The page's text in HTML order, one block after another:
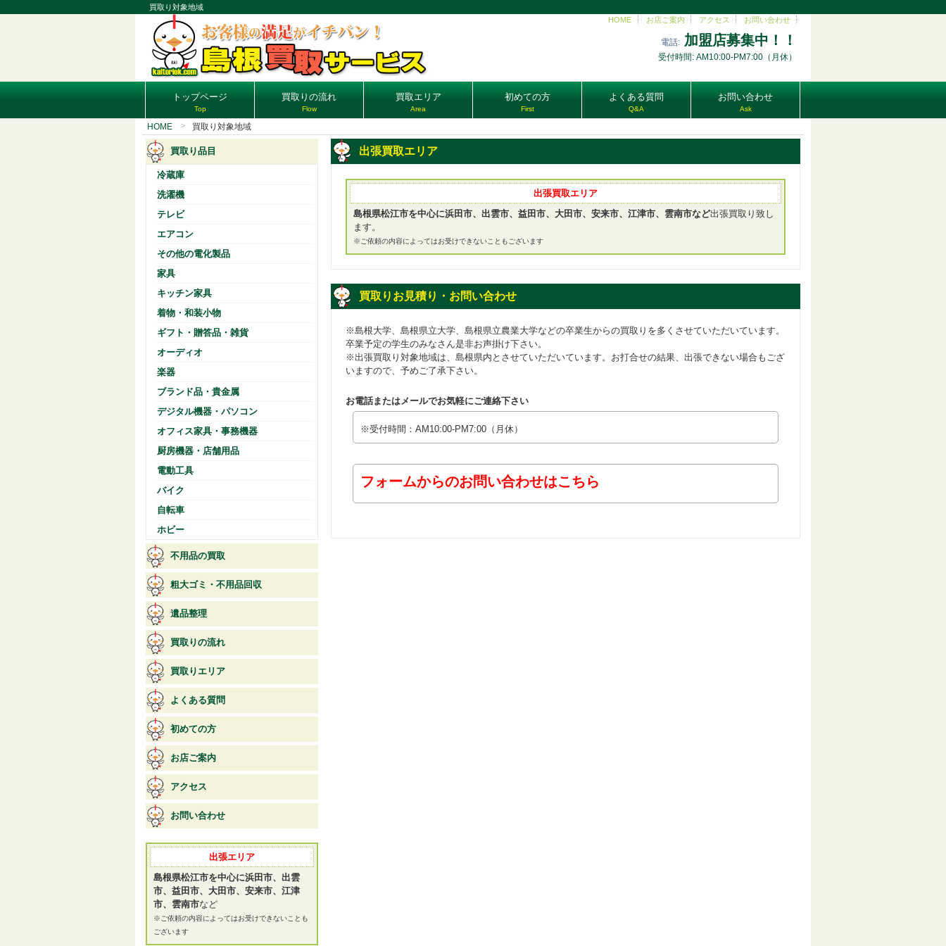
買取り対象地域
HOME
お店ご案内 アクセス お問い合わせ
電話: 加盟店募集中！！
受付時間: AM10:00-PM7:00（月休）
トップページ
Top
買取りの流れ
Flow
買取エリア
Area
初めての方
First
よくある質問
Q&A
お問い合わせ
Ask
HOME 買取り対象地域
出張買取エリア
出張買取エリア
島根県松江市を中心に浜田市、出雲市、益田市、大田市、安来市、江津市、雲南市など出張買取り致し
ます。
※ご依頼の内容によってはお受けできないこともございます
買取りお見積り・お問い合わせ
※島根大学、島根県立大学、島根県立農業大学などの卒業生からの買取りを多くさせていただいています。
卒業予定の学生のみなさん是非お声掛け下さい。
※出張買取り対象地域は、島根県内とさせていただいています。お打合せの結果、出張できない場合もござ
いますので、予めご了承下さい。
お電話またはメールでお気軽にご連絡下さい
※受付時間：AM10:00-PM7:00（月休）
フォームからのお問い合わせはこちら
買取り品目
冷蔵庫
洗濯機
テレビ
エアコン
その他の電化製品
家具
キッチン家具
着物・和装小物
ギフト・贈答品・雑貨
オーディオ
楽器
ブランド品・貴金属
デジタル機器・パソコン
オフィス家具・事務機器
厨房機器・店舗用品
電動工具
バイク
自転車
ホビー
不用品の買取
粗大ゴミ・不用品回収
遺品整理
買取りの流れ
買取りエリア
よくある質問
初めての方
お店ご案内
アクセス
お問い合わせ
出張エリア
島根県松江市を中心に浜田市、出雲
市、益田市、大田市、安来市、江津
市、雲南市など
※ご依頼の内容によってはお受けできないことも
ございます